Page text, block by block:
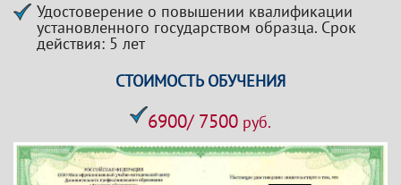
Удостоверение о повышении квалификации
установленного государством образца. Срок
действия: 5 лет
СТОИМОСТЬ ОБУЧЕНИЯ
6900/ 7500 руб.